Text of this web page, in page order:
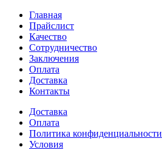
Главная
Прайслист
Качество
Сотрудничество
Заключения
Оплата
Доставка
Контакты
Доставка
Оплата
Политика конфиденциальности
Условия